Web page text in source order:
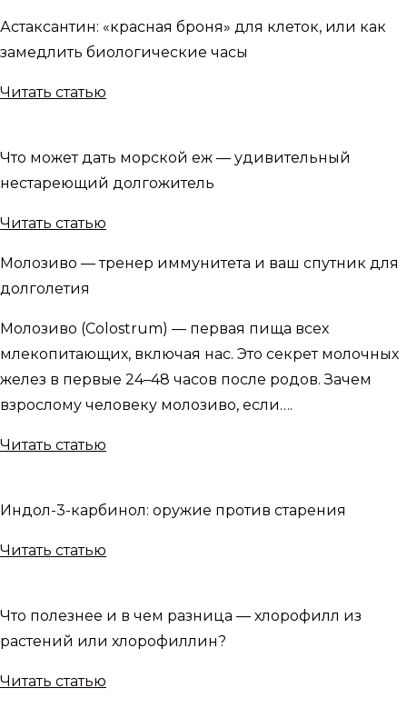
Астаксантин: «красная броня» для клеток, или как
замедлить биологические часы
Читать статью
Что может дать морской еж — удивительный
нестареющий долгожитель
Читать статью
Молозиво — тренер иммунитета и ваш спутник для
долголетия
Молозиво (Colostrum) — первая пища всех
млекопитающих, включая нас. Это секрет молочных
желез в первые 24–48 часов после родов. Зачем
взрослому человеку молозиво, если….
Читать статью
Индол-3-карбинол: оружие против старения
Читать статью
Что полезнее и в чем разница — хлорофилл из
растений или хлорофиллин?
Читать статью